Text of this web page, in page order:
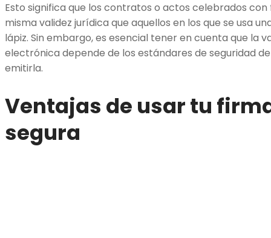
Esto significa que los contratos o actos celebrados
misma validez jurídica que aquellos en los que se usa
lápiz. Sin embargo, es esencial tener en cuenta que la
electrónica depende de los estándares de seguridad
emitirla.
Ventajas de usar tu
segura